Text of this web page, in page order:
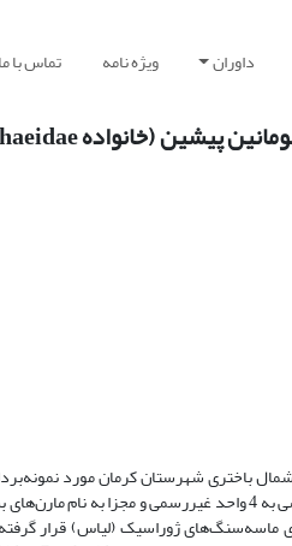
داوران ویژه نامه تماس با ما
باختری شهرستان کرمان مورد
مطالعه شده در منطقه بساب، دارای ضخامت 380 متر بوده و با توجه به ویژگی‌های
ژوراسیک (لیاس) قرار گرفته